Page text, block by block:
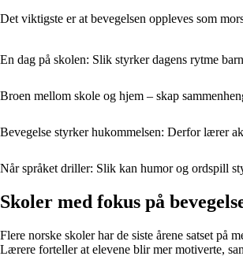
Det viktigste er at bevegelsen oppleves som
En dag på skolen: Slik styrker dagens rytme
Broen mellom skole og hjem – skap
Bevegelse styrker hukommelsen: Derfor lærer
Når språket driller: Slik kan humor og ordspill
Skoler med fokus på
Flere norske skoler har de siste årene satset
Lærere forteller at elevene blir mer motiverte,